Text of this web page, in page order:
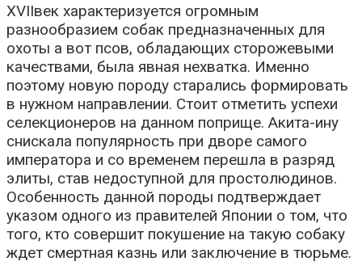
XVIIвек характеризуется огромным
разнообразием собак предназначенных для
охоты а вот псов, обладающих сторожевыми
качествами, была явная нехватка. Именно
поэтому новую породу старались формировать
в нужном направлении. Стоит отметить успехи
селекционеров на данном поприще. Акита-ину
снискала популярность при дворе самого
императора и со временем перешла в разряд
элиты, став недоступной для простолюдинов.
Особенность данной породы подтверждает
указом одного из правителей Японии о том, что
того, кто совершит покушение на такую собаку
ждет смертная казнь или заключение в тюрьме.